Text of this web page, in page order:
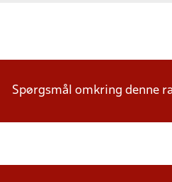
Spørgsmål omkring denne